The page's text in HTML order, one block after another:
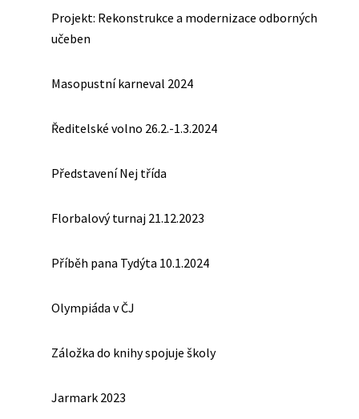
Projekt: Rekonstrukce a modernizace odborných
učeben
Masopustní karneval 2024
Ředitelské volno 26.2.-1.3.2024
Představení Nej třída
Florbalový turnaj 21.12.2023
Příběh pana Tydýta 10.1.2024
Olympiáda v ČJ
Záložka do knihy spojuje školy
Jarmark 2023